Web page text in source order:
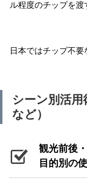
ル程度のチップを渡
日本ではチップ不要
シーン別活用
など）
観光前後
目的別の